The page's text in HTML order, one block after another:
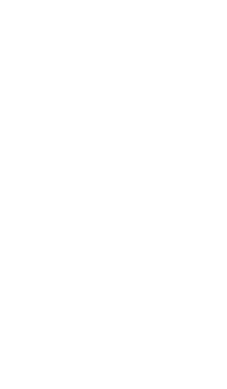
éxito, Pyramid
tecnológico de
El almacenamiento
alta velocidad, ideal
hasta 144 TB de
conexiones QSFP112
resultados más
AKHET® Performance
Windows
Scalable de 6.ª generación
sin necesidad de herramientas